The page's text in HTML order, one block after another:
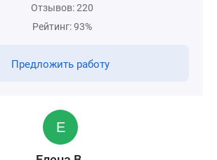
Отзывов: 220
Рейтинг: 93%
Предложить работу